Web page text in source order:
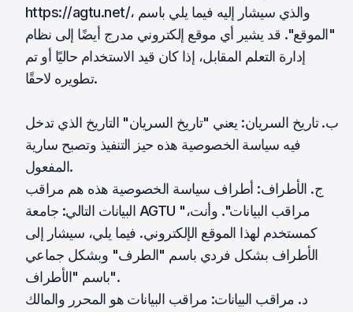
https://agtu.net/، والذي سيشار إليه فيما يلي باسم
"الموقع". قد يشير أي موقع إلكتروني مدرج أيضًا إلى نظام
إدارة التعلم المقابل، إذا كان قيد الاستخدام حاليًا أو تم
تطويره لاحقًا.
ب. تاريخ السريان: يعني "تاريخ السريان" التاريخ الذي تدخل
فيه سياسة الخصوصية هذه حيز التنفيذ وتصبح سارية
المفعول.
ج. الأطراف: أطراف سياسة الخصوصية هذه هم مراقب
البيانات التالي: جامعة AGTU "مراقب البيانات". وأنت،
كمستخدم لهذا الموقع الإلكتروني. فيما يلي، سيشار إلى
الأطراف بشكل فردي باسم "الطرف" وبشكل جماعي
باسم "الأطراف".
د. مراقب البيانات: مراقب البيانات هو المحرر والمالك